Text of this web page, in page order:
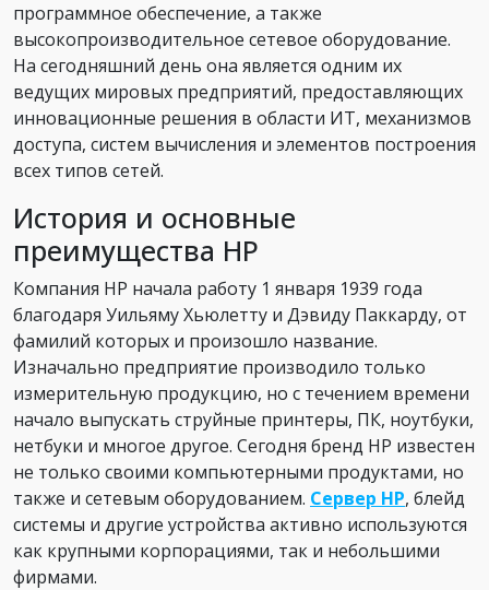
программное обеспечение, а также
высокопроизводительное сетевое оборудование.
На сегодняшний день она является одним их
ведущих мировых предприятий, предоставляющих
инновационные решения в области ИТ, механизмов
доступа, систем вычисления и элементов построения
всех типов сетей.
История и основные
преимущества HP
Компания HP начала работу 1 января 1939 года
благодаря Уильяму Хьюлетту и Дэвиду Паккарду, от
фамилий которых и произошло название.
Изначально предприятие производило только
измерительную продукцию, но с течением времени
начало выпускать струйные принтеры, ПК, ноутбуки,
нетбуки и многое другое. Сегодня бренд HP известен
не только своими компьютерными продуктами, но
также и сетевым оборудованием. Сервер HP, блейд
системы и другие устройства активно используются
как крупными корпорациями, так и небольшими
фирмами.